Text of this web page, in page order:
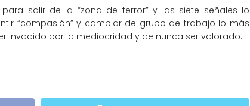
salir de la “zona de terror” y las siete señales lo
“compasión” y cambiar de grupo de trabajo lo más
invadido por la mediocridad y de nunca ser valorado.